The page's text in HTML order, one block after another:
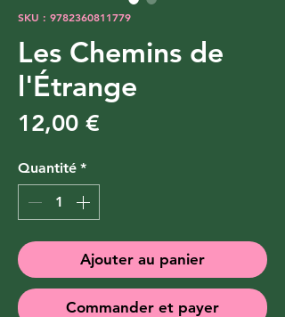
SKU : 9782360811779
Les Chemins de
l'Étrange
12,00 €
Quantité *
Ajouter au panier
Commander et payer